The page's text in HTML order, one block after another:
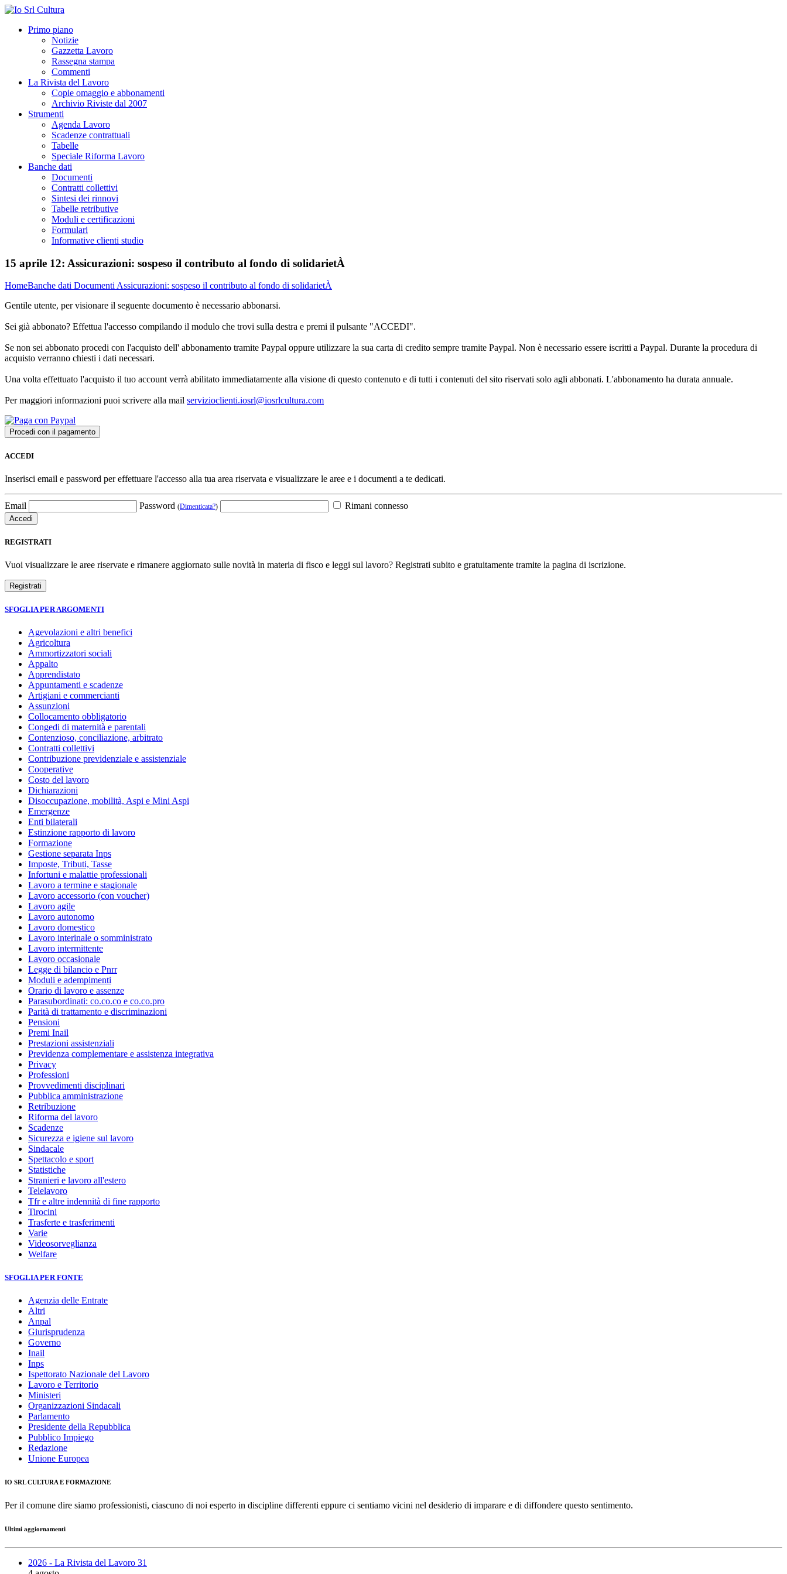
Primo piano
Notizie
Gazzetta Lavoro
Rassegna stampa
Commenti
La Rivista del Lavoro
Copie omaggio e abbonamenti
Archivio Riviste dal 2007
Strumenti
Agenda Lavoro
Scadenze contrattuali
Tabelle
Speciale Riforma Lavoro
Banche dati
Documenti
Contratti collettivi
Sintesi dei rinnovi
Tabelle retributive
Moduli e certificazioni
Formulari
Informative clienti studio
15 aprile 12: Assicurazioni: sospeso il contributo al fondo di solidarietÀ
HomeBanche dati DocumentiAssicurazioni: sospeso il contributo al fondo di solidarietÀ
Gentile utente, per visionare il seguente documento è necessario abbonarsi.
Sei già abbonato? Effettua l'accesso compilando il modulo che trovi sulla destra e premi il pulsante "ACCEDI".
Se non sei abbonato procedi con l'acquisto dell' abbonamento tramite Paypal oppure utilizzare la sua carta di credito sempre tramite Paypal. Non è necessario essere iscritti a Paypal. Durante la procedura di
acquisto verranno chiesti i dati necessari.
Una volta effettuato l'acquisto il tuo account verrà abilitato immediatamente alla visione di questo contenuto e di tutti i contenuti del sito riservati solo agli abbonati. L'abbonamento ha durata annuale.
Per maggiori informazioni puoi scrivere alla mail servizioclienti.iosrl@iosrlcultura.com
ACCEDI
Inserisci email e password per effettuare l'accesso alla tua area riservata e visualizzare le aree e i documenti a te dedicati.
Email Password (Dimenticata?) Rimani connesso
REGISTRATI
Vuoi visualizzare le aree riservate e rimanere aggiornato sulle novità in materia di fisco e leggi sul lavoro? Registrati subito e gratuitamente tramite la pagina di iscrizione.
SFOGLIA PER ARGOMENTI
Agevolazioni e altri benefici
Agricoltura
Ammortizzatori sociali
Appalto
Apprendistato
Appuntamenti e scadenze
Artigiani e commercianti
Assunzioni
Collocamento obbligatorio
Congedi di maternità e parentali
Contenzioso, conciliazione, arbitrato
Contratti collettivi
Contribuzione previdenziale e assistenziale
Cooperative
Costo del lavoro
Dichiarazioni
Disoccupazione, mobilità, Aspi e Mini Aspi
Emergenze
Enti bilaterali
Estinzione rapporto di lavoro
Formazione
Gestione separata Inps
Imposte, Tributi, Tasse
Infortuni e malattie professionali
Lavoro a termine e stagionale
Lavoro accessorio (con voucher)
Lavoro agile
Lavoro autonomo
Lavoro domestico
Lavoro interinale o somministrato
Lavoro intermittente
Lavoro occasionale
Legge di bilancio e Pnrr
Moduli e adempimenti
Orario di lavoro e assenze
Parasubordinati: co.co.co e co.co.pro
Parità di trattamento e discriminazioni
Pensioni
Premi Inail
Prestazioni assistenziali
Previdenza complementare e assistenza integrativa
Privacy
Professioni
Provvedimenti disciplinari
Pubblica amministrazione
Retribuzione
Riforma del lavoro
Scadenze
Sicurezza e igiene sul lavoro
Sindacale
Spettacolo e sport
Statistiche
Stranieri e lavoro all'estero
Telelavoro
Tfr e altre indennità di fine rapporto
Tirocini
Trasferte e trasferimenti
Varie
Videosorveglianza
Welfare
SFOGLIA PER FONTE
Agenzia delle Entrate
Altri
Anpal
Giurisprudenza
Governo
Inail
Inps
Ispettorato Nazionale del Lavoro
Lavoro e Territorio
Ministeri
Organizzazioni Sindacali
Parlamento
Presidente della Repubblica
Pubblico Impiego
Redazione
Unione Europea
IO SRL CULTURA E FORMAZIONE
Per il comune dire siamo professionisti, ciascuno di noi esperto in discipline differenti eppure ci sentiamo vicini nel desiderio di imparare e di diffondere questo sentimento.
Ultimi aggiornamenti
2026 - La Rivista del Lavoro 31